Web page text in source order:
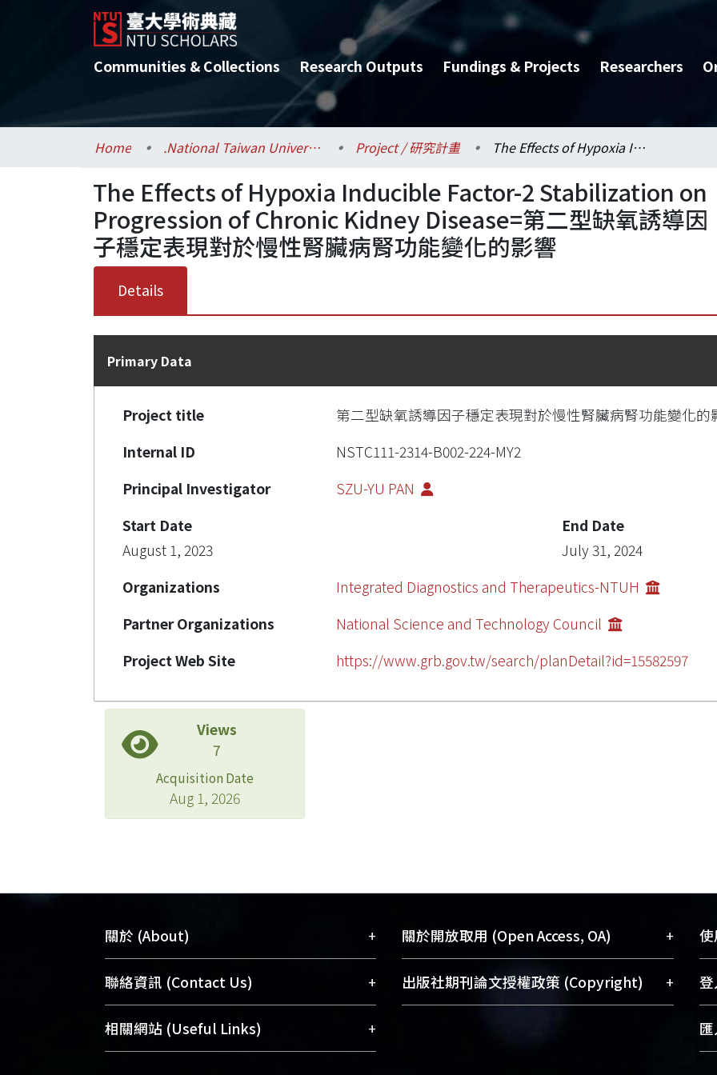
Communities & Collections Research Outputs Fundings & Projects Researchers
Home .National Taiwan University / 國立臺灣大學 Project / 研究計畫 The Effects of Hypoxia Inducible Factor-2 Stabilization on Progression of Chronic Kidney Disease=第二型缺氧誘導因子穩定表現對於慢性腎臟病腎功能變化的影響
The Effects of Hypoxia Inducible Factor-2 Stabilization on
Progression of Chronic Kidney Disease=第二型缺氧誘導因
子穩定表現對於慢性腎臟病腎功能變化的影響
Details
Primary Data
Project title
第二型缺氧誘導因子穩定表現對於慢性腎臟病腎功能變化的
Internal ID
NSTC111-2314-B002-224-MY2
Principal Investigator
SZU-YU PAN
Start Date
August 1, 2023
End Date
July 31, 2024
Organizations
Integrated Diagnostics and Therapeutics-NTUH
Partner Organizations
National Science and Technology Council
Project Web Site
https://www.grb.gov.tw/search/planDetail?id=15582597
Views
7
Acquisition Date
Aug 1, 2026
關於 (About) +
臺大位居世界頂尖大學之列，為永久珍藏
及向國際展現本校豐碩的研究成果及學術
能量，圖書館整合機構典藏（NTUR）與學
術庫（AH）不同功能平台，成為臺大學術
聯絡資訊 (Contact Us) +
總館學科館員(Main Library)
醫學圖書館學科館員(Medical Library)
相關網站 (Useful Links) +
關於開放取用 (Open Access, OA) +
開放取用是從使用者角度提升資訊取用性
的社會運動，應用在學術研究上是透過將
出版社期刊論文授權政策 (Copyright) +